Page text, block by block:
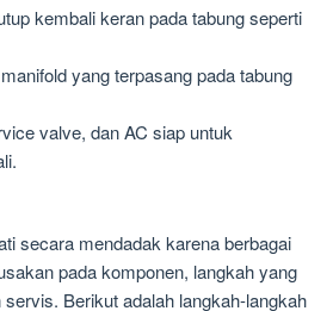
kembali keran pada tabung seperti
yang terpasang pada tabung
valve, dan AC siap untuk
secara mendadak karena berbagai
pada komponen, langkah yang
Berikut adalah langkah-langkah